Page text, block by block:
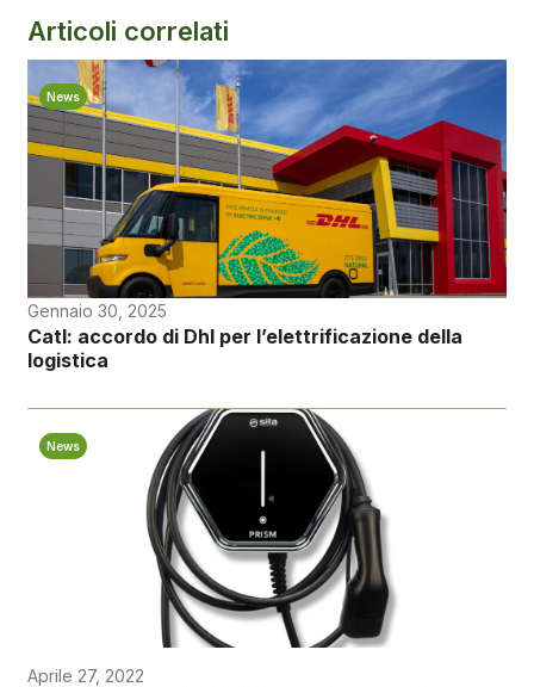
Articoli correlati
News
Gennaio 30, 2025
Catl: accordo di Dhl per l’elettrificazione della
logistica
News
Aprile 27, 2022